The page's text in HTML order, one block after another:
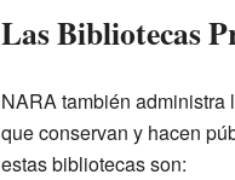
Las Bibliotecas
NARA también
que conservan y hacen
estas bibliotecas son: